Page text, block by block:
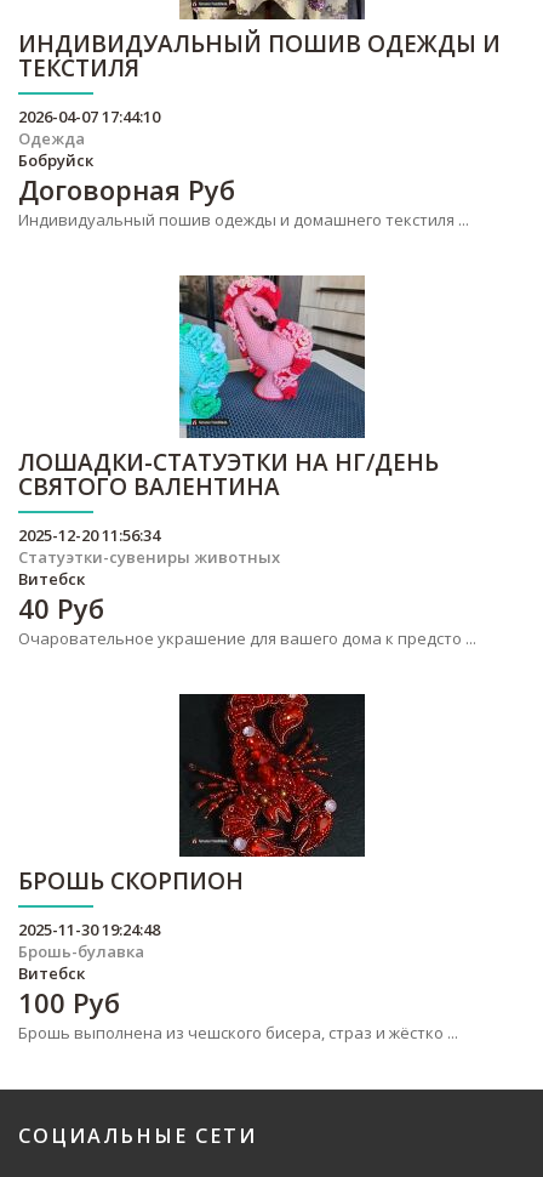
ИНДИВИДУАЛЬНЫЙ ПОШИВ ОДЕЖДЫ И
ТЕКСТИЛЯ
2026-04-07 17:44:10
Одежда
Бобруйск
Договорная Руб
Индивидуальный пошив одежды и домашнего текстиля ...
ЛОШАДКИ-СТАТУЭТКИ НА НГ/ДЕНЬ
СВЯТОГО ВАЛЕНТИНА
2025-12-20 11:56:34
Статуэтки-сувениры животных
Витебск
40 Руб
Очаровательное украшение для вашего дома к предсто ...
БРОШЬ СКОРПИОН
2025-11-30 19:24:48
Брошь-булавка
Витебск
100 Руб
Брошь выполнена из чешского бисера, страз и жёстко ...
СОЦИАЛЬНЫЕ СЕТИ